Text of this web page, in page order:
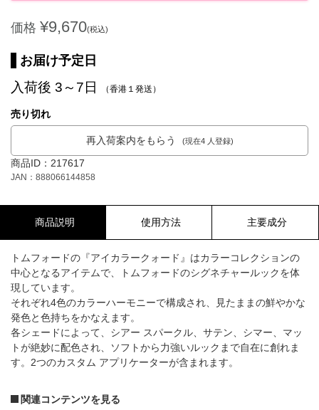
価格 ¥9,670(税込)
お届け予定日
入荷後 3～7日 （香港１発送）
売り切れ
再入荷案内をもらう (現在4 人登録)
商品ID：217617
JAN：888066144858
商品説明 使用方法 主要成分
トムフォードの『アイカラークォード』はカラーコレクションの
中心となるアイテムで、トムフォードのシグネチャールックを体
現しています。
それぞれ4色のカラーハーモニーで構成され、見たままの鮮やかな
発色と色持ちをかなえます。
各シェードによって、シアー スパークル、サテン、シマー、マッ
トが絶妙に配色され、ソフトから力強いルックまで自在に創れま
す。2つのカスタム アプリケーターが含まれます。
関連コンテンツを見る